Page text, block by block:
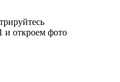
и откроем фото